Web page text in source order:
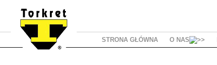
STRONA GŁÓWNA O NAS